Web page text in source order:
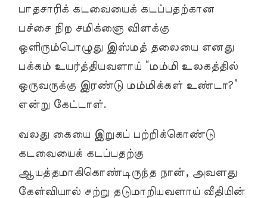
பாதசாரிக் கடவையைக் கடப்பதற்கான
பச்சை நிற சமிக்ஞை விளக்கு
ஒளிரும்பொழுது இஸ்மத் தலையை எனது
பக்கம் உயர்த்தியவளாய் “மம்மி உலகத்தில்
ஒருவருக்கு இரண்டு மம்மிக்கள் உண்டா?”
என்று கேட்டாள்.
வலது கையை இறுகப் பற்றிக்கொண்டு
கடவையைக் கடப்பதற்கு
ஆயத்தமாகிகொண்டிருந்த நான், அவளது
கேள்வியால் சற்று தடுமாறியவளாய் வீதியின்